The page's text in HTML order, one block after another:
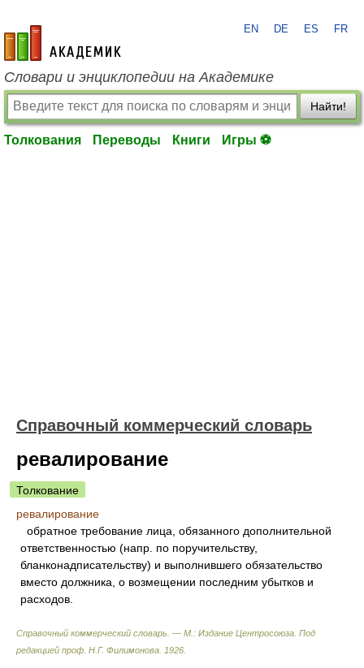
academic.ru
EN DE ES FR
Словари и энциклопедии на Академике
Найти!
Толкования Переводы Книги Игры ⚽
Справочный коммерческий словарь
ревалирование
Толкование
ревалирование
обратное требование лица, обязанного дополнительной
ответственностью (напр. по поручительству,
бланконадписательству) и выполнившего обязательство
вместо должника, о возмещении последним убытков и
расходов.
Справочный коммерческий словарь. — М.: Издание Центросоюза Под
редакцией проф. Н.Г. Филимонова 1926